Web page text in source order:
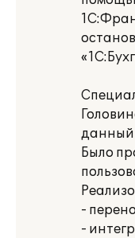
данный
Было
-
-